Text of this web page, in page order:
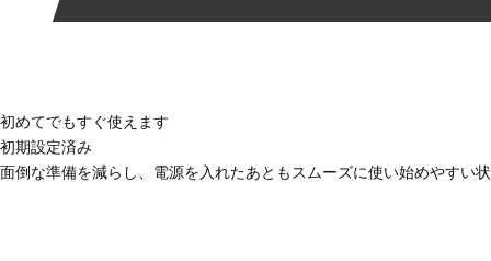
初めてでもすぐ使えます
初期設定済み
面倒な準備を減らし、電源を入れたあともスムーズに使い始めやすい